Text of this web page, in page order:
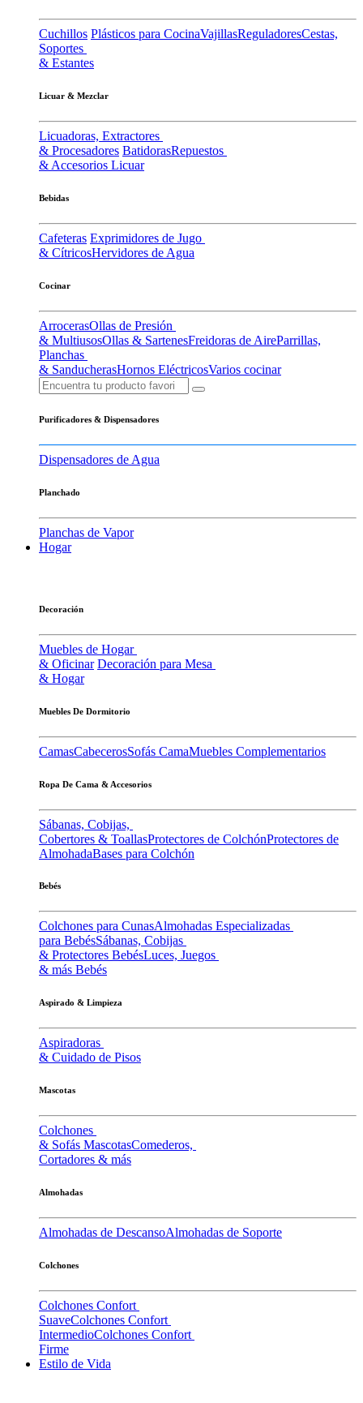
Cuchillos Plásticos para CocinaVajillasReguladoresCestas,
Soportes
& Estantes
Licuar & Mezclar
Licuadoras, Extractores
& Procesadores BatidorasRepuestos
& Accesorios Licuar
Bebidas
Cafeteras Exprimidores de Jugo
& CítricosHervidores de Agua
Cocinar
ArrocerasOllas de Presión
& MultiusosOllas & SartenesFreidoras de AireParrillas,
Planchas
& SanducherasHornos EléctricosVarios cocinar
Purificadores & Dispensadores
Dispensadores de Agua
Planchado
Planchas de Vapor
Hogar
Decoración
Muebles de Hogar
& Oficinar Decoración para Mesa
& Hogar
Muebles De Dormitorio
CamasCabecerosSofás CamaMuebles Complementarios
Ropa De Cama & Accesorios
Sábanas, Cobijas,
Cobertores & ToallasProtectores de ColchónProtectores de
AlmohadaBases para Colchón
Bebés
Colchones para CunasAlmohadas Especializadas
para BebésSábanas, Cobijas
& Protectores BebésLuces, Juegos
& más Bebés
Aspirado & Limpieza
Aspiradoras
& Cuidado de Pisos
Mascotas
Colchones
& Sofás MascotasComederos,
Cortadores & más
Almohadas
Almohadas de DescansoAlmohadas de Soporte
Colchones
Colchones Confort
SuaveColchones Confort
IntermedioColchones Confort
Firme
Estilo de Vida